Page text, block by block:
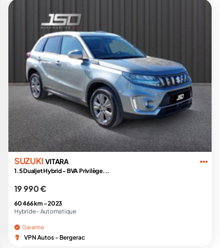
SUZUKI VITARA
1.5 Dualjet Hybrid - BVA Privilège...
19 990 €
60 466 km -2023
Hybride - Automatique
Garantie
VPN Autos - Bergerac